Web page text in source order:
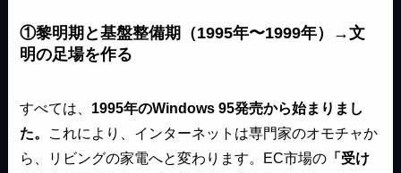
①黎明期と基盤整備期（1995年〜1999年）→文
明の足場を作る
すべては、 1995年のWindows 95発売から始まりまし
た。 これにより、インターネットは専門家のオモチャか
ら、リビングの家電へと変わります。EC市場の 「受け